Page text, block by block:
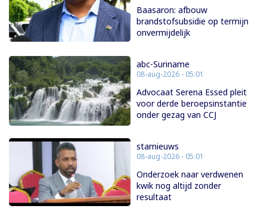
Baasaron: afbouw
brandstofsubsidie op termijn
onvermijdelijk
abc-Suriname
08-aug-2026 - 05:01
Advocaat Serena Essed pleit
voor derde beroepsinstantie
onder gezag van CCJ
starnieuws
08-aug-2026 - 05:01
Onderzoek naar verdwenen
kwik nog altijd zonder
resultaat